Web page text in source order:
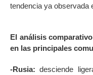
tendencia ya observada
El análisis
en las principales
-Rusia: desciende